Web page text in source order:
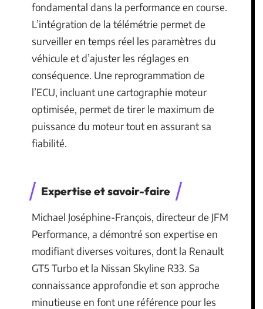
fondamental dans la performance en course.
L’intégration de la télémétrie permet de
surveiller en temps réel les paramètres du
véhicule et d’ajuster les réglages en
conséquence. Une reprogrammation de
l’ECU, incluant une cartographie moteur
optimisée, permet de tirer le maximum de
puissance du moteur tout en assurant sa
fiabilité.
Expertise et savoir-faire
Michael Joséphine-François, directeur de JFM
Performance, a démontré son expertise en
modifiant diverses voitures, dont la Renault
GT5 Turbo et la Nissan Skyline R33. Sa
connaissance approfondie et son approche
minutieuse en font une référence pour les